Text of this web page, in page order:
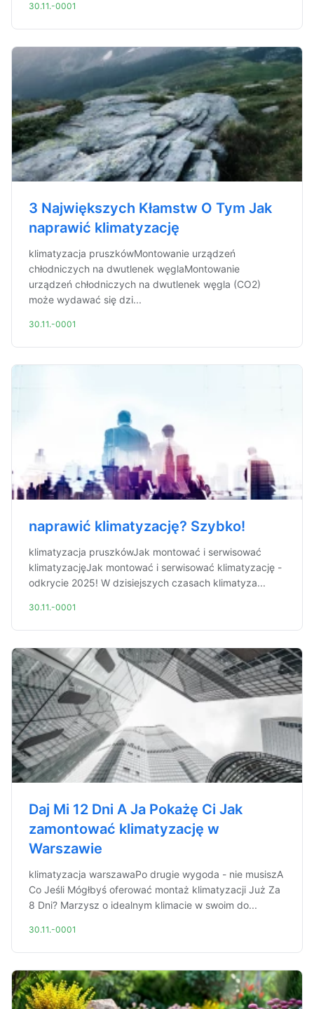
30.11.-0001
3 Największych Kłamstw O Tym Jak
naprawić klimatyzację
klimatyzacja pruszkówMontowanie urządzeń
chłodniczych na dwutlenek węglaMontowanie
urządzeń chłodniczych na dwutlenek węgla (CO2)
może wydawać się dzi...
30.11.-0001
naprawić klimatyzację? Szybko!
klimatyzacja pruszkówJak montować i serwisować
klimatyzacjęJak montować i serwisować klimatyzację -
odkrycie 2025! W dzisiejszych czasach klimatyza...
30.11.-0001
Daj Mi 12 Dni A Ja Pokażę Ci Jak
zamontować klimatyzację w
Warszawie
klimatyzacja warszawaPo drugie wygoda - nie musiszA
Co Jeśli Mógłbyś oferować montaż klimatyzacji Już Za
8 Dni? Marzysz o idealnym klimacie w swoim do...
30.11.-0001